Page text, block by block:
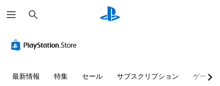
索
最新情報 特集 セール サブスクリプション ゲーム